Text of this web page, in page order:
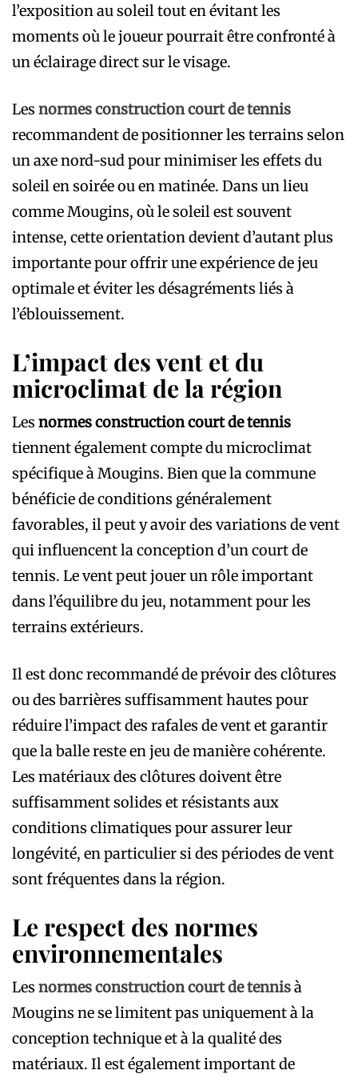
l’exposition au soleil tout en évitant les
moments où le joueur pourrait être confronté à
un éclairage direct sur le visage.
Les normes construction court de tennis
recommandent de positionner les terrains selon
un axe nord-sud pour minimiser les effets du
soleil en soirée ou en matinée. Dans un lieu
comme Mougins, où le soleil est souvent
intense, cette orientation devient d’autant plus
importante pour offrir une expérience de jeu
optimale et éviter les désagréments liés à
l’éblouissement.
L’impact des vent et du
microclimat de la région
Les normes construction court de tennis
tiennent également compte du microclimat
spécifique à Mougins. Bien que la commune
bénéficie de conditions généralement
favorables, il peut y avoir des variations de vent
qui influencent la conception d’un court de
tennis. Le vent peut jouer un rôle important
dans l’équilibre du jeu, notamment pour les
terrains extérieurs.
Il est donc recommandé de prévoir des clôtures
ou des barrières suffisamment hautes pour
réduire l’impact des rafales de vent et garantir
que la balle reste en jeu de manière cohérente.
Les matériaux des clôtures doivent être
suffisamment solides et résistants aux
conditions climatiques pour assurer leur
longévité, en particulier si des périodes de vent
sont fréquentes dans la région.
Le respect des normes
environnementales
Les normes construction court de tennisà
Mougins ne se limitent pas uniquement à la
conception technique et à la qualité des
matériaux. Il est également important de